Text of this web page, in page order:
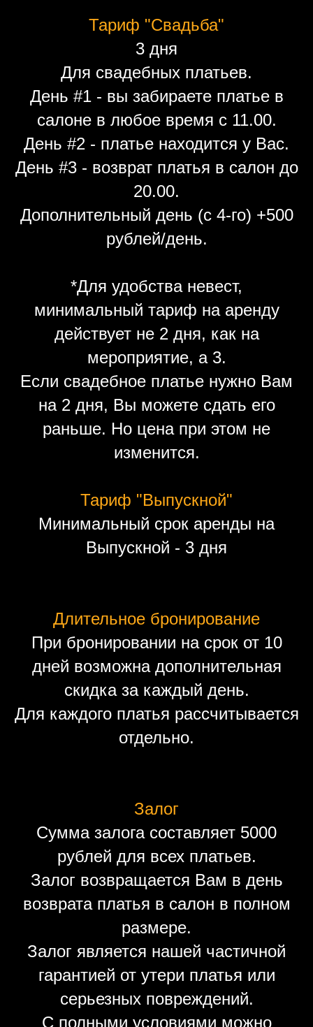
Тариф "Свадьба"
3 дня
Для свадебных платьев.
День #1 - вы забираете платье в
салоне в любое время с 11.00.
День #2 - платье находится у Вас.
День #3 - возврат платья в салон до
20.00.
Дополнительный день (с 4-го) +500
рублей/день.
*Для удобства невест,
минимальный тариф на аренду
действует не 2 дня, как на
мероприятие, а 3.
Если свадебное платье нужно Вам
на 2 дня, Вы можете сдать его
раньше. Но цена при этом не
изменится.
Тариф "Выпускной"
Минимальный срок аренды на
Выпускной - 3 дня
Длительное бронирование
При бронировании на срок от 10
дней возможна дополнительная
скидка за каждый день.
Для каждого платья рассчитывается
отдельно.
Залог
Сумма залога составляет 5000
рублей для всех платьев.
Залог возвращается Вам в день
возврата платья в салон в полном
размере.
Залог является нашей частичной
гарантией от утери платья или
серьезных повреждений.
С полными условиями можно